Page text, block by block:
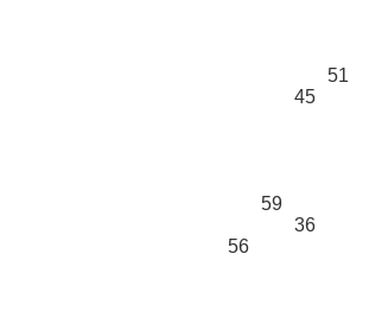
51
45
59
36
56